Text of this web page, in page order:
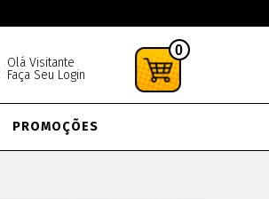
Olá Visitante
Faça Seu Login
0
PROMOÇÕES